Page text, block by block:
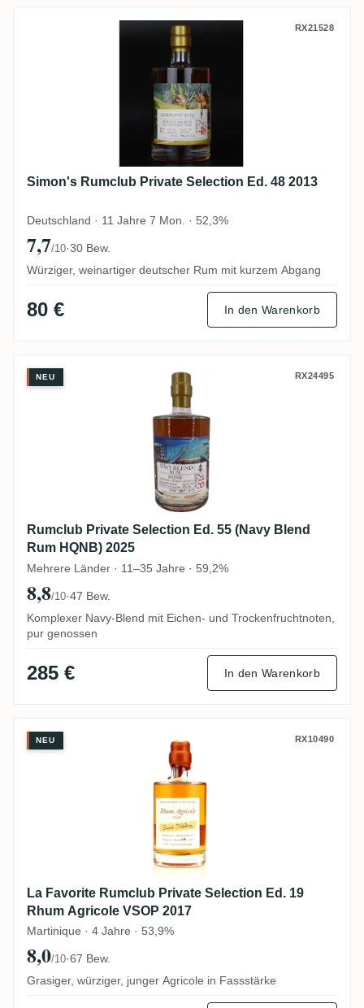
Simon's Rumclub Private Selection Ed.
RX21528
Simon's Rumclub Private Selection Ed. 48 2013
Deutschland · 11 Jahre 7 Mon. · 52,3%
7,7/10·30 Bew.
Würziger, weinartiger deutscher Rum mit kurzem Abgang
80 € In den Warenkorb
Rumclub Private Selection Ed. 55 (Navy
NEU RX24495
Rumclub Private Selection Ed. 55 (Navy Blend
Rum HQNB) 2025
Mehrere Länder · 11–35 Jahre · 59,2%
8,8/10·47 Bew.
Komplexer Navy-Blend mit Eichen- und Trockenfruchtnoten,
pur genossen
285 € In den Warenkorb
La Favorite Rumclub Private Selection
NEU RX10490
La Favorite Rumclub Private Selection Ed. 19
Rhum Agricole VSOP 2017
Martinique · 4 Jahre · 53,9%
8,0/10·67 Bew.
Grasiger, würziger, junger Agricole in Fassstärke